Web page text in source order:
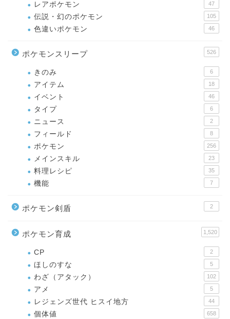
レアポケモン 47
伝説・幻のポケモン 105
色違いポケモン 46
ポケモンスリープ 526
きのみ 6
アイテム 18
イベント 46
タイプ 6
ニュース 2
フィールド 8
ポケモン 256
メインスキル 23
料理レシピ 35
機能 7
ポケモン剣盾 2
ポケモン育成 1,520
CP 2
ほしのすな 5
わざ（アタック） 102
アメ 5
レジェンズ世代 ヒスイ地方 44
個体値 658